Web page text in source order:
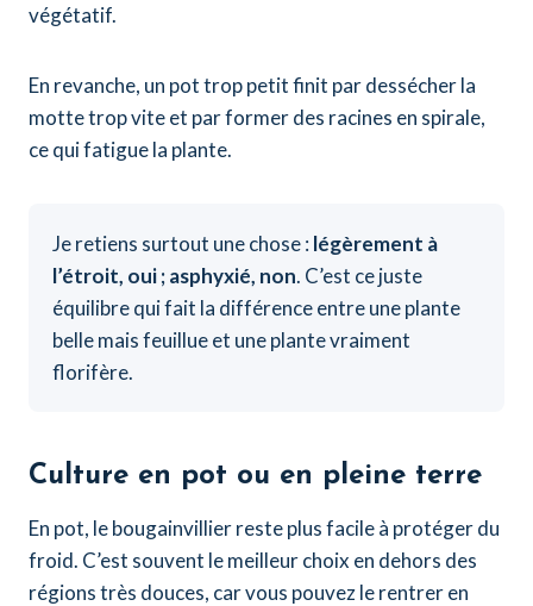
végétatif.
En revanche, un pot trop petit finit par dessécher la
motte trop vite et par former des racines en spirale,
ce qui fatigue la plante.
Je retiens surtout une chose : légèrement à
l’étroit, oui ; asphyxié, non. C’est ce juste
équilibre qui fait la différence entre une plante
belle mais feuillue et une plante vraiment
florifère.
Culture en pot ou en pleine terre
En pot, le bougainvillier reste plus facile à protéger du
froid. C’est souvent le meilleur choix en dehors des
régions très douces, car vous pouvez le rentrer en